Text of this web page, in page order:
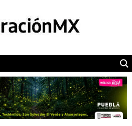
POLÍTICA
CAMALEÓN
OPINIÓN
DEPORTES